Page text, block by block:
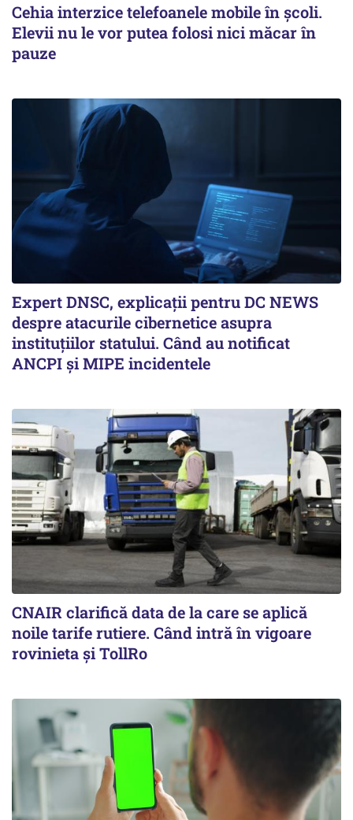
Cehia interzice telefoanele mobile în școli.
Elevii nu le vor putea folosi nici măcar în
pauze
Expert DNSC, explicații pentru DC NEWS
despre atacurile cibernetice asupra
instituțiilor statului. Când au notificat
ANCPI și MIPE incidentele
CNAIR clarifică data de la care se aplică
noile tarife rutiere. Când intră în vigoare
rovinieta și TollRo